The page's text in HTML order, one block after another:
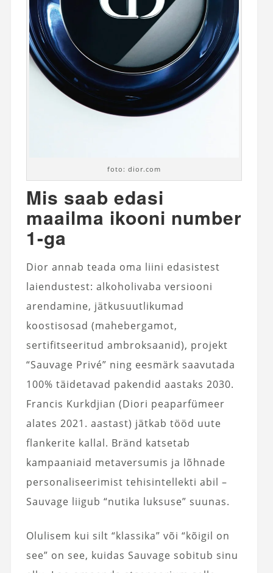
foto: dior.com
Mis saab edasi
maailma ikooni number
1-ga
Dior annab teada oma liini edasistest
laiendustest: alkoholivaba versiooni
arendamine, jätkusuutlikumad
koostisosad (mahebergamot,
sertifitseeritud ambroksaanid), projekt
“Sauvage Privé” ning eesmärk saavutada
100% täidetavad pakendid aastaks 2030.
Francis Kurkdjian (Diori peaparfümeer
alates 2021. aastast) jätkab tööd uute
flankerite kallal. Bränd katsetab
kampaaniaid metaversumis ja lõhnade
personaliseerimist tehisintellekti abil –
Sauvage liigub “nutika luksuse” suunas.
Olulisem kui silt “klassika” või “kõigil on
see” on see, kuidas Sauvage sobitub sinu